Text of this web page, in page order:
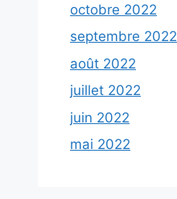
octobre 2022
septembre 2022
août 2022
juillet 2022
juin 2022
mai 2022